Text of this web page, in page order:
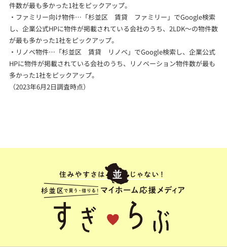
件数が最も多かった1社をピックアップ。
・ファミリー向け物件…「杉並区 賃貸 ファミリー」でGoogle検索
し、企業公式HPに物件が掲載されている会社のうち、2LDK～の物件数
が最も多かった1社をピックアップ。
・リノベ物件…「杉並区 賃貸 リノベ」でGoogle検索し、企業公式
HPに物件が掲載されている会社のうち、リノベーション物件数が最も
多かった1社をピックアップ。
（2023年6月2日調査時点）